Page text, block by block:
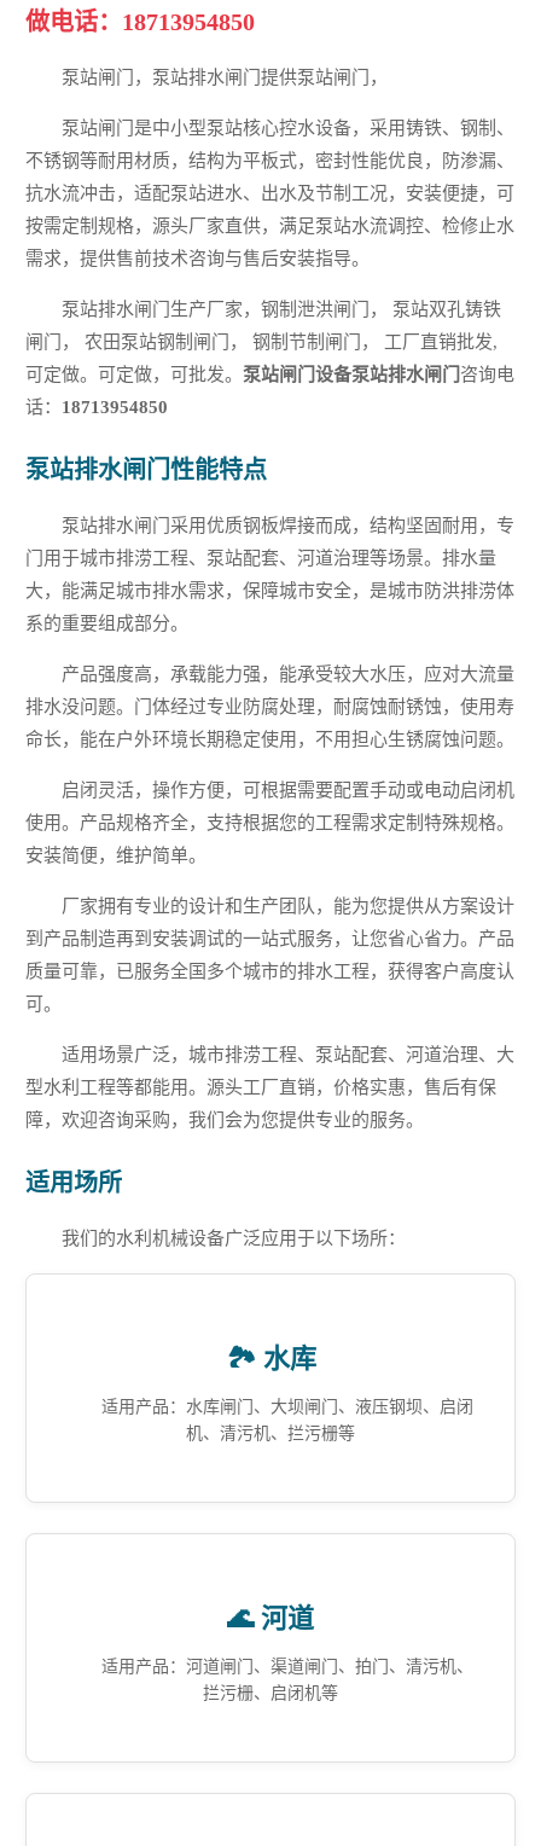
做电话： 18713954850
泵站闸门，泵站排水闸门提供泵站闸门，
泵站闸门是中小型泵站核心控水设备，采用铸铁、钢制、
不锈钢等耐用材质，结构为平板式，密封性能优良，防渗漏、
抗水流冲击，适配泵站进水、出水及节制工况，安装便捷，可
按需定制规格，源头厂家直供，满足泵站水流调控、检修止水
需求，提供售前技术咨询与售后安装指导。
泵站排水闸门生产厂家，钢制泄洪闸门， 泵站双孔铸铁
闸门， 农田泵站钢制闸门， 钢制节制闸门， 工厂直销批发,
可定做。可定做，可批发。泵站闸门设备泵站排水闸门 咨询电
话： 18713954850
泵站排水闸门性能特点
泵站排水闸门采用优质钢板焊接而成，结构坚固耐用，专
门用于城市排涝工程、泵站配套、河道治理等场景。排水量
大，能满足城市排水需求，保障城市安全，是城市防洪排涝体
系的重要组成部分。
产品强度高，承载能力强，能承受较大水压，应对大流量
排水没问题。门体经过专业防腐处理，耐腐蚀耐锈蚀，使用寿
命长，能在户外环境长期稳定使用，不用担心生锈腐蚀问题。
启闭灵活，操作方便，可根据需要配置手动或电动启闭机
使用。产品规格齐全，支持根据您的工程需求定制特殊规格。
安装简便，维护简单。
厂家拥有专业的设计和生产团队，能为您提供从方案设计
到产品制造再到安装调试的一站式服务，让您省心省力。产品
质量可靠，已服务全国多个城市的排水工程，获得客户高度认
可。
适用场景广泛，城市排涝工程、泵站配套、河道治理、大
型水利工程等都能用。源头工厂直销，价格实惠，售后有保
障，欢迎咨询采购，我们会为您提供专业的服务。
适用场所
我们的水利机械设备广泛应用于以下场所：
🏞️ 水库
适用产品：水库闸门、大坝闸门、液压钢坝、启闭
机、清污机、拦污栅等
🌊 河道
适用产品：河道闸门、渠道闸门、拍门、清污机、
拦污栅、启闭机等